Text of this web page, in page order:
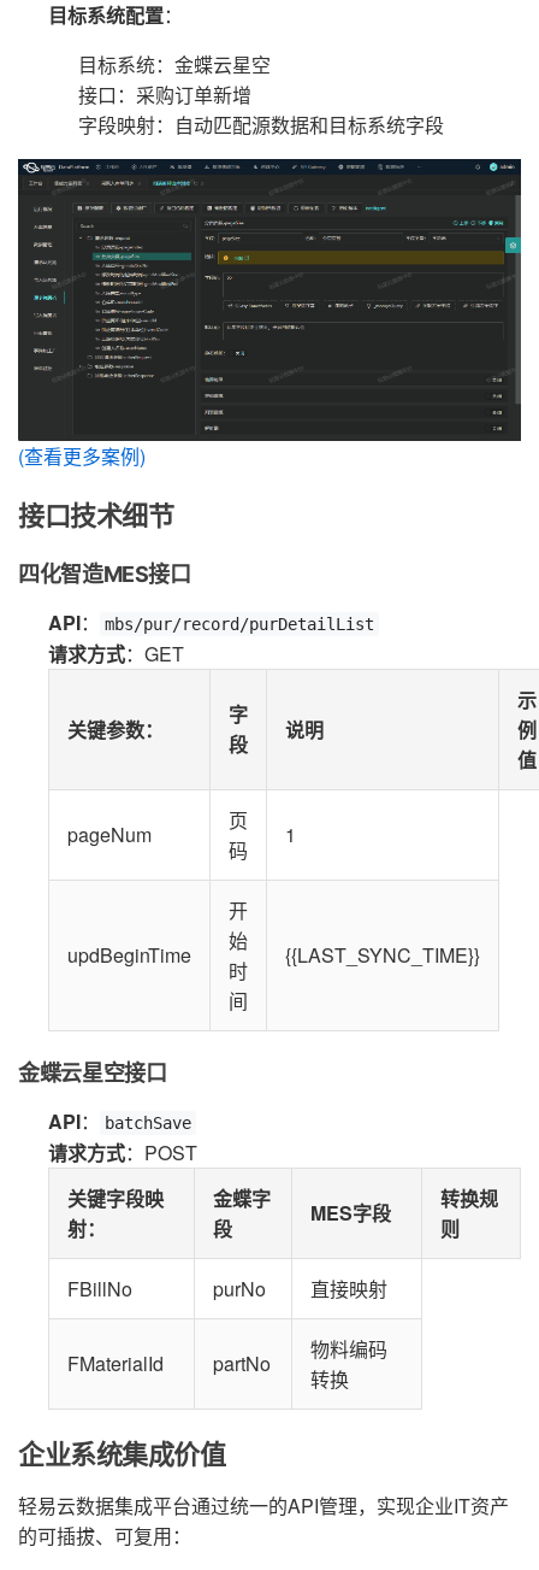
目标系统配置：
目标系统：金蝶云星空
接口：采购订单新增
字段映射：自动匹配源数据和目标系统字段
(查看更多案例)
接口技术细节
四化智造MES接口
API： mbs/pur/record/purDetailList
请求方式：GET
关键参数：
字
段
说明
示
例
值
pageNum
页
码
1
updBeginTime
开
始
时
间
{{LAST_SYNC_TIME}}
金蝶云星空接口
API： batchSave
请求方式：POST
关键字段映
射：
金蝶字
段
MES字段
转换规
则
FBillNo purNo 直接映射
FMaterialId partNo
物料编码
转换
企业系统集成价值
轻易云数据集成平台通过统一的API管理，实现企业IT资产
的可插拔、可复用：